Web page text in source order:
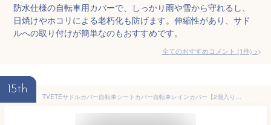
防水仕様の自転車用カバーで、しっかり雨や雪から守れるし、
日焼けやホコリによる老朽化も防げます。伸縮性があり、サド
ルへの取り付けが簡単なのもおすすめです。
全てのおすすめコメント (1件) >
15th
TVETEサドルカバー自転車シートカバー自転車レインカバー【2個入り】防水ダストカバーPVC自転車用日よけカバー自転車カバーゴムバンド付きサイクリングアクセサリー約29*27cmの自転車用…